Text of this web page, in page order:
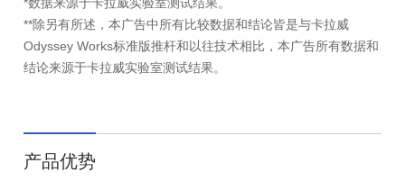
*数据来源于卡拉威实验室测试结果。
**除另有所述，本广告中所有比较数据和结论皆是与卡拉威
Odyssey Works标准版推杆和以往技术相比，本广告所有数据和
结论来源于卡拉威实验室测试结果。
产品优势